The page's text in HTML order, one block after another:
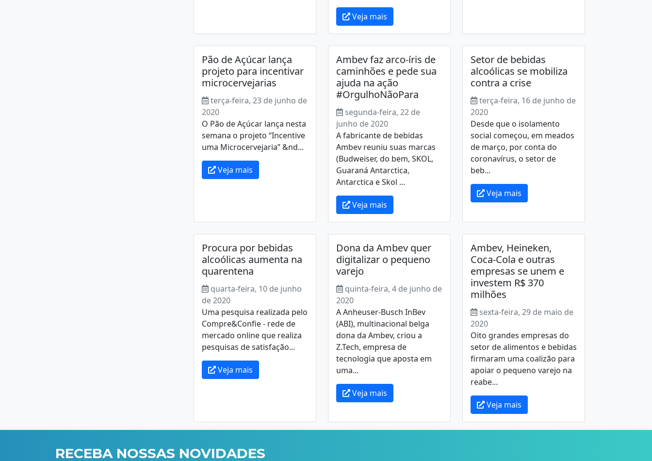
Veja mais
Pão de Açúcar lança
projeto para incentivar
microcervejarias
terça-feira, 23 de junho de
2020
O Pão de Açúcar lança nesta
semana o projeto “Incentive
uma Microcervejaria” &nd...
Veja mais
Ambev faz arco-íris de
caminhões e pede sua
ajuda na ação
#OrgulhoNãoPara
segunda-feira, 22 de
junho de 2020
A fabricante de bebidas
Ambev reuniu suas marcas
(Budweiser, do bem, SKOL,
Guaraná Antarctica,
Antarctica e Skol ...
Veja mais
Setor de bebidas
alcoólicas se mobiliza
contra a crise
terça-feira, 16 de junho de
2020
Desde que o isolamento
social começou, em meados
de março, por conta do
coronavírus, o setor de
beb...
Veja mais
Procura por bebidas
alcoólicas aumenta na
quarentena
quarta-feira, 10 de junho
de 2020
Uma pesquisa realizada pelo
Compre&Confie - rede de
mercado online que realiza
pesquisas de satisfação...
Veja mais
Dona da Ambev quer
digitalizar o pequeno
varejo
quinta-feira, 4 de junho de
2020
A Anheuser-Busch InBev
(ABI), multinacional belga
dona da Ambev, criou a
Z.Tech, empresa de
tecnologia que aposta em
uma...
Veja mais
Ambev, Heineken,
Coca-Cola e outras
empresas se unem e
investem R$ 370
milhões
sexta-feira, 29 de maio de
2020
Oito grandes empresas do
setor de alimentos e bebidas
firmaram uma coalizão para
apoiar o pequeno varejo na
reabe...
Veja mais
RECEBA NOSSAS NOVIDADES